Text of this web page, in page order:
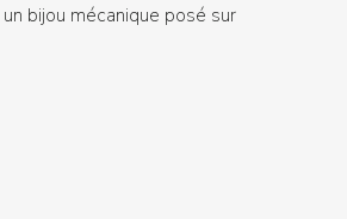
bijou mécanique posé sur